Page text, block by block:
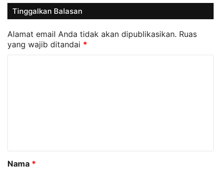
Tinggalkan Balasan
Alamat email Anda tidak akan dipublikasikan. Ruas
yang wajib ditandai *
a
r
Nama *